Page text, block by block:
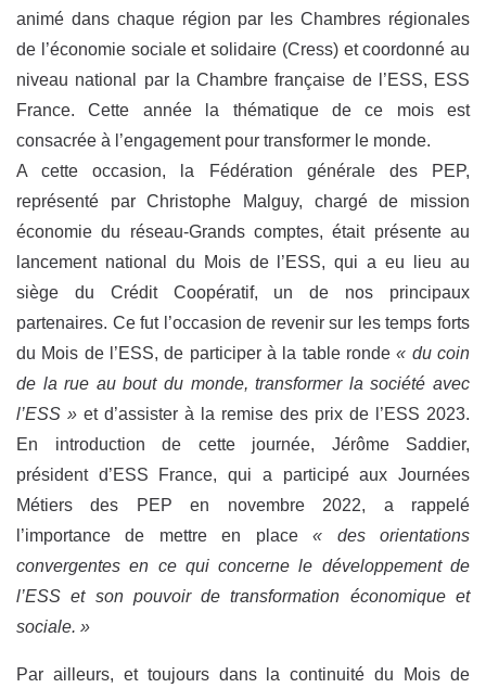
animé dans chaque région par les Chambres régionales
de l’économie sociale et solidaire (Cress) et coordonné au
niveau national par la Chambre française de l’ESS, ESS
France. Cette année la thématique de ce mois est
consacrée à l’engagement pour transformer le monde.
A cette occasion, la Fédération générale des PEP,
représenté par Christophe Malguy, chargé de mission
économie du réseau-Grands comptes, était présente au
lancement national du Mois de l’ESS, qui a eu lieu au
siège du Crédit Coopératif, un de nos principaux
partenaires. Ce fut l’occasion de revenir sur les temps forts
du Mois de l’ESS, de participer à la table ronde« du coin
de la rue au bout du monde, transformer la société avec
l’ESS » et d’assister à la remise des prix de l’ESS 2023.
En introduction de cette journée, Jérôme Saddier,
président d’ESS France, qui a participé aux Journées
Métiers des PEP en novembre 2022, a rappelé
l’importance de mettre en place« des orientations
convergentes en ce qui concerne le développement de
l’ESS et son pouvoir de transformation économique et
sociale. »
Par ailleurs, et toujours dans la continuité du Mois de